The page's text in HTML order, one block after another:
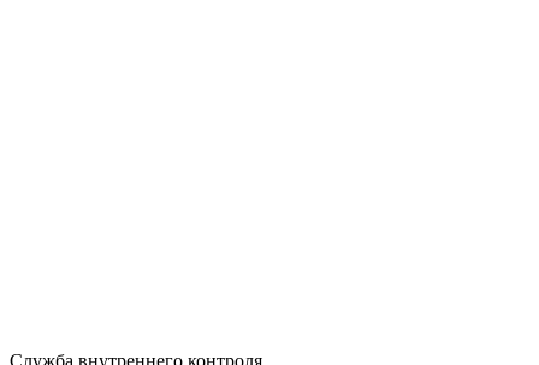
Служба внутреннего контроля